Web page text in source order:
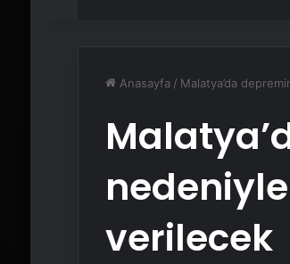
Anasayfa / Malatya’da
verilecek